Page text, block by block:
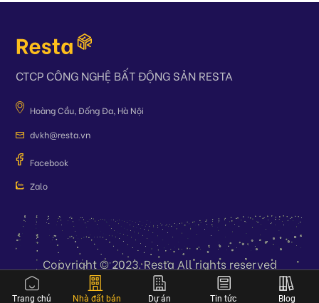
Trang chủ Nhà đất bán Dự án Tin tức Blog
CTCP CÔNG NGHỆ BẤT ĐỘNG SẢN RESTA
Hoàng Cầu, Đống Đa, Hà Nội
dvkh@resta.vn
Facebook
Zalo
Copyright © 2023. Resta All rights reserved